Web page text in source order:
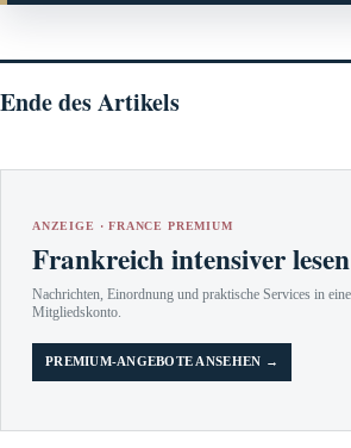
Ende des Artikels
ANZEIGE · FRANCE PREMIUM
Frankreich intensiver lesen
Nachrichten, Einordnung und praktische Services in
Mitgliedskonto.
PREMIUM-ANGEBOTE ANSEHEN →